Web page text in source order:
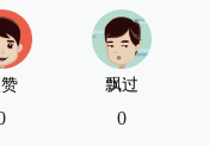
飘过
0